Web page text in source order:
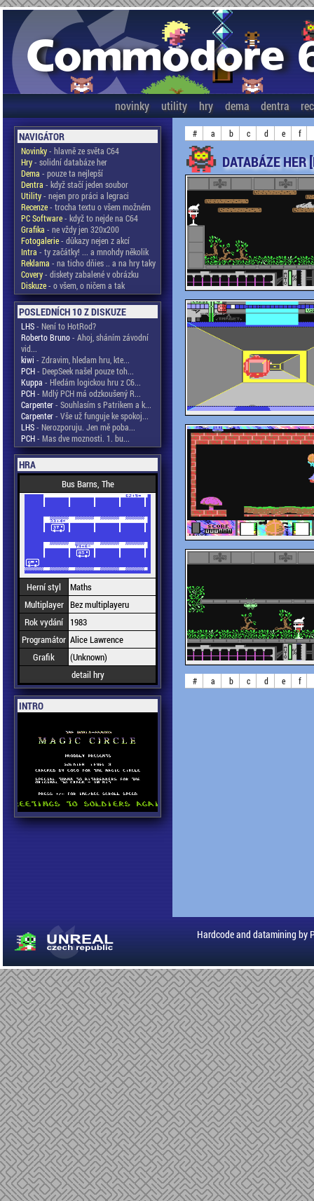
novinky utility hry dema dentra
NAVIGÁTOR
Novinky- hlavně ze světa C64
Hry- solidní databáze her
Dema - pouze ta nejlepší
Dentra - když stačí jeden soubor
Utility- nejen pro práci a legraci
Recenze- trocha textu o všem možném
PC Software- když to nejde na C64
Grafika - ne vždy jen 320x200
Fotogalerie- důkazy nejen z akcí
Intra - ty začátky! ... a mnohdy několik
Reklama - na ticho dňies .. a na hry taky
Covery- diskety zabalené v obrázku
Diskuze- o všem, o ničem a tak
POSLEDNÍCH 10 Z DISKUZE
LHS- Není to HotRod?
Roberto Bruno- Ahoj, sháním závodní
vid...
kiwi - Zdravim, hledam hru, kte...
PCH- DeepSeek našel pouze toh...
Kuppa - Hledám logickou hru z C6...
PCH- Mdlý PCH má odzkoušený R...
Carpenter- Souhlasím s Patrikem a k...
Carpenter- Vše už funguje ke spokoj...
LHS- Nerozporuju. Jen mě poba...
PCH- Mas dve moznosti. 1. bu...
HRA
Bus Barns, The
Herní styl
Maths
Multiplayer Bez multiplayeru
Rok vydání
1983
Programátor Alice Lawrence
Grafik
(Unknown)
detail hry
INTRO
# a b c d e f
DATABÁZE HER
# a b c d e f
Hardcode and datamining by